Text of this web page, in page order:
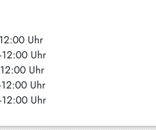
Uhr
Uhr
Uhr
Uhr
Uhr